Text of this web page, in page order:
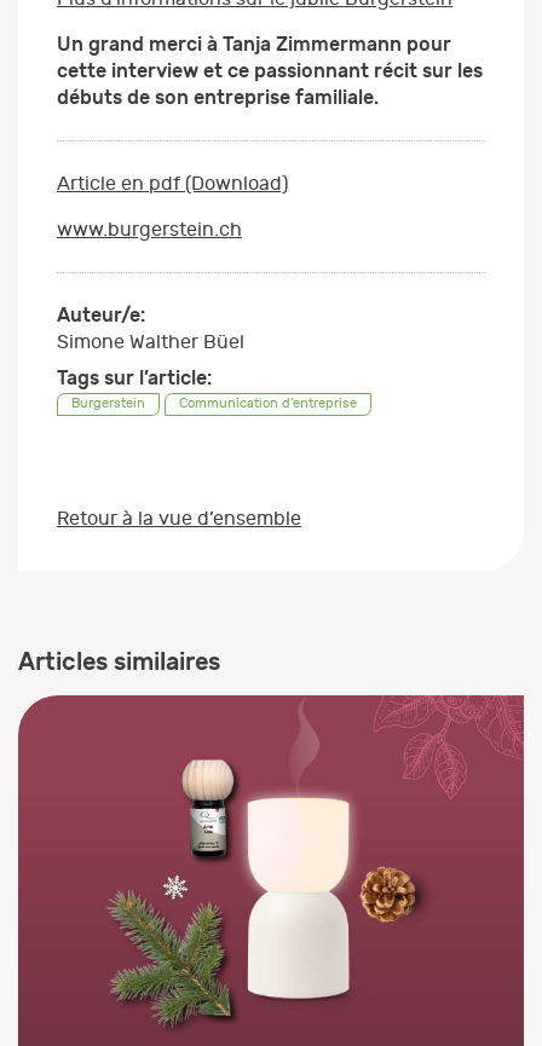
Un grand merci à Tanja Zimmermann pour
cette interview et ce passionnant récit sur les
débuts de son entreprise familiale.
Article en pdf (Download)
www.burgerstein.ch
Auteur/e:
Simone Walther Büel
Tags sur l’article:
Burgerstein Communication d'entreprise
Retour à la vue d’ensemble
Articles similaires